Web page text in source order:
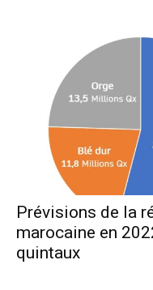
Prévisions de la
marocaine en
quintaux